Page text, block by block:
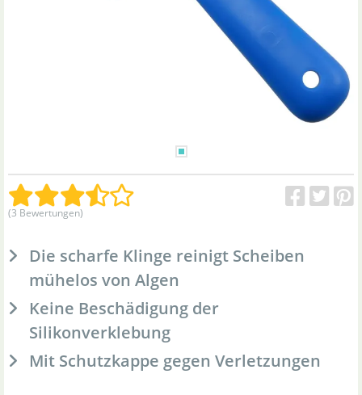
(3 Bewertungen)
Die scharfe Klinge reinigt Scheiben
mühelos von Algen
Keine Beschädigung der
Silikonverklebung
Mit Schutzkappe gegen Verletzungen